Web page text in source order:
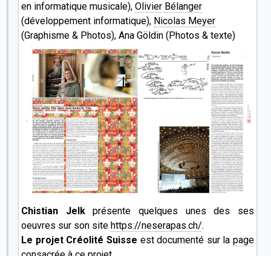
Trouvez d'autres textes de Laurent Demarta sur son
sitecarnetsdelaurent.ch
Et en cadeau, un texte inédit de Laurent Demarta:
L'auberge
L'auberge "À la dent qui chante" était sise sur les bords
de la Manche. De tous temps, ç'avait été une vieille
bâtisse en colombages, torse et décrépite, mais où
l'accueillance se pratiquait comme un art ancien,
infiniment savant et raffiné. À une ou deux centaines de
lieues à la ronde, tous les itinérants connaissaient
cette adresse, aussi ne désemplissait-elle guère.
Un jour, hélas, le pays alentours fut...
en informatique musicale), Olivier Bélanger
(développement informatique), Nicolas Meyer
(Graphisme & Photos), Ana Göldin (Photos & texte)
Chistian Jelkprésente quelques unes des ses
oeuvres sur son site https://neserapas.ch/.
Le projet Créolité Suisse est documenté sur lapage